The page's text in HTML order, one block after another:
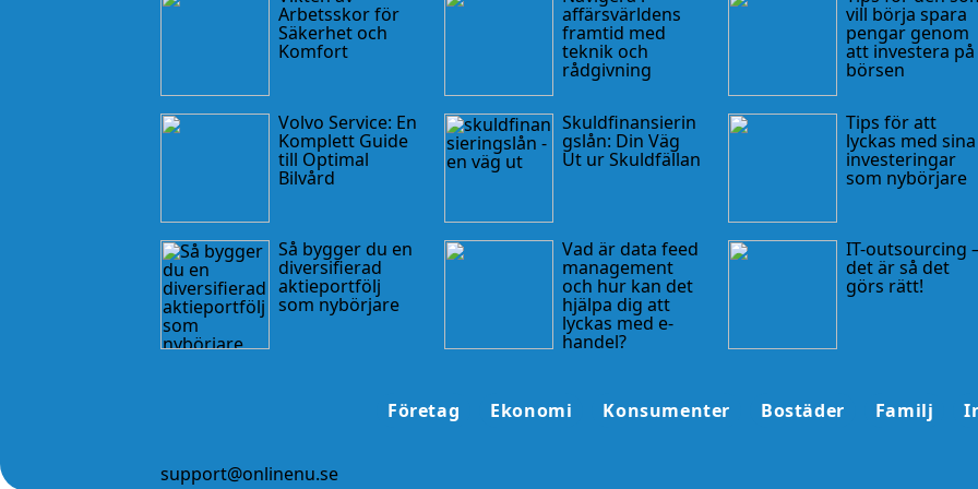
Arbetsskor för
Säkerhet och
Komfort
Volvo Service: En
Komplett Guide
till Optimal
Bilvård
Så bygger du en
diversifierad
aktieportfölj
som nybörjare
affärsvärldens
framtid med
teknik och
rådgivning
Skuldfinansierin
gslån: Din Väg
Ut ur Skuldfällan
Vad är data feed
management
och hur kan det
hjälpa dig att
lyckas med e-
handel?
vill börja spara
pengar genom
att investera på
börsen
Tips för att
lyckas med sina
investeringar
som nybörjare
IT-outsourcing
det är så det
görs rätt!
Företag Ekonomi Konsumenter Bostäder Familj
support@onlinenu.se